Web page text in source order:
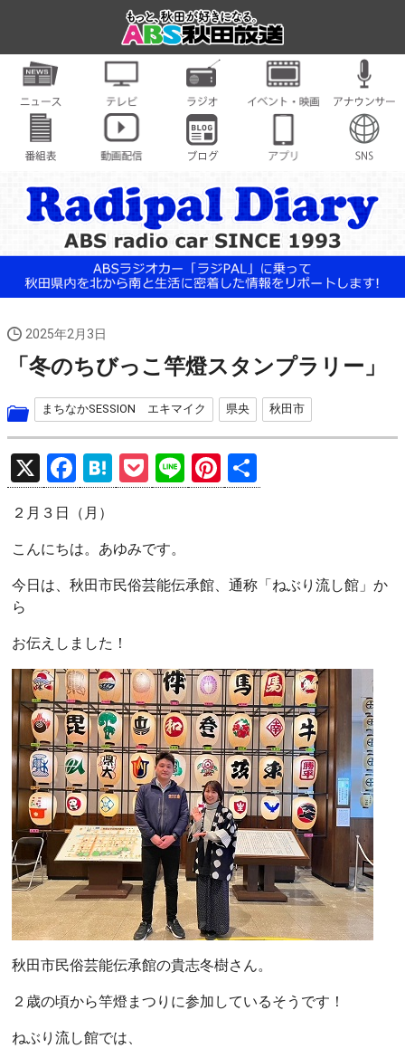
2025年2月3日
「冬のちびっこ竿燈スタンプラリー」
まちなかSESSION エキマイク 県央 秋田市
X
F
a
ce
b
o
k
H
at
n
a
P
o
et
Li
n
Pi
nt
t
有
２月３日（月）
こんにちは。あゆみです。
今日は、秋田市民俗芸能伝承館、通称「ねぶり流し館」か
ら
お伝えしました！
秋田市民俗芸能伝承館の貴志冬樹さん。
２歳の頃から竿燈まつりに参加しているそうです！
ねぶり流し館では、